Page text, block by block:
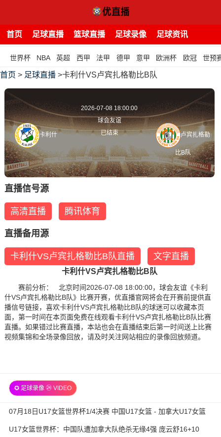
首页 足球直播 篮球直播 足球录像 足球资讯
世界杯 NBA 英超 西甲 法甲 德甲 意甲 欧洲杯 欧冠 世预
首页 > 足球直播 >卡利什VS卢宾扎格勒比B队
卡利什
2026-07-08 18:00:00
球会友谊
已结束
卢宾扎格勒
比B队
直播信号源
高清直播 腾讯体育
直播备用源
卡利什VS卢宾扎格勒比B队直播 文字直播
卡利什VS卢宾扎格勒比B队
赛前分析： 北京时间2026-07-08 18:00:00，球会友谊《卡利
什VS卢宾扎格勒比B队》比赛开赛，优直播官网将会在开赛前提供直
播信号链接，喜欢卡利什VS卢宾扎格勒比B队的球迷可以收藏本页
面，第一时间在本页面免费在线观看卡利什VS卢宾扎格勒比B队比赛
直播。如果错过比赛直播，本站也会在直播结束后第一时间送上比赛
视频集锦和全场录像回放，请及时关注网站相应的录像回放频道。
✪ 足球录像 ㉔ VIDEO
07月18日U17女篮世界杯1/4决赛 中国U17女篮 - 加拿大U17女篮
U17女篮世界杯：中国队遭加拿大队绝杀无缘4强 庞云舒16+10